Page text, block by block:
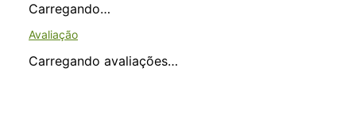
Carregando…
Carregando avaliações…